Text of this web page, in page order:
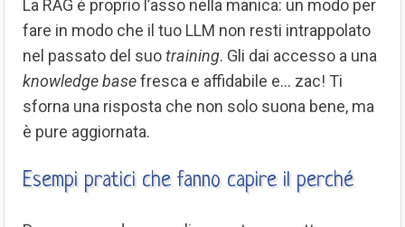
La RAG è proprio l’asso nella manica: un modo per
fare in modo che il tuo LLM non resti intrappolato
nel passato del suotraining. Gli dai accesso a una
knowledge basefresca e affidabile e… zac! Ti
sforna una risposta che non solo suona bene, ma
è pure aggiornata.
Esempi pratici che fanno capire il perché